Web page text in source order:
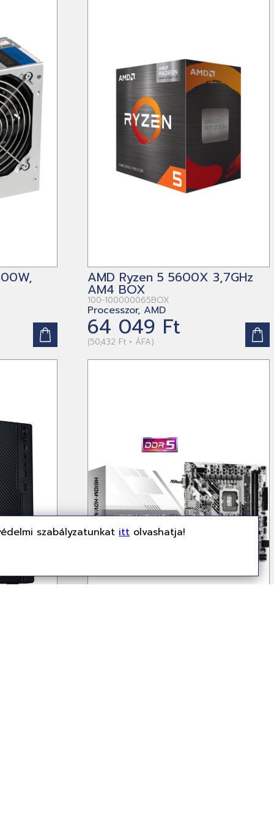
szabályzatunkatittolvashatja!
AMD Ryzen 5 5600X 3,7GHz
AM4 BOX
100-100000065BOX
Processzor, AMD
64 049 Ft
(50,432 Ft + ÁFA)